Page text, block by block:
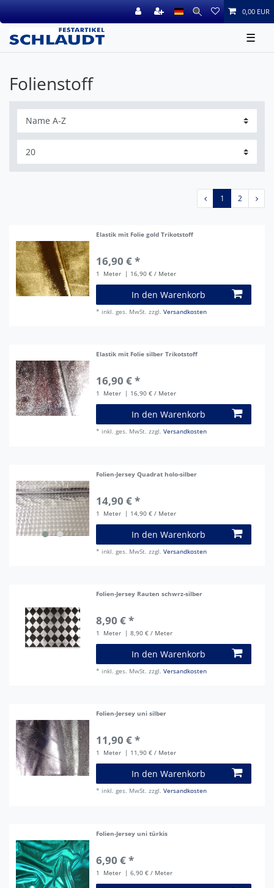
0,00 EUR
☰
Folienstoff
1 2
Elastik mit Folie gold Trikotstoff
16,90 € *
1 Meter | 16,90 € / Meter
In den Warenkorb
* inkl. ges. MwSt. zzgl.Versandkosten
Elastik mit Folie silber Trikotstoff
16,90 € *
1 Meter | 16,90 € / Meter
In den Warenkorb
* inkl. ges. MwSt. zzgl.Versandkosten
Folien-Jersey Quadrat holo-silber
14,90 € *
1 Meter | 14,90 € / Meter
In den Warenkorb
* inkl. ges. MwSt. zzgl.Versandkosten
Folien-Jersey Rauten schwrz-silber
8,90 € *
1 Meter | 8,90 € / Meter
In den Warenkorb
* inkl. ges. MwSt. zzgl.Versandkosten
Folien-Jersey uni silber
11,90 € *
1 Meter | 11,90 € / Meter
In den Warenkorb
* inkl. ges. MwSt. zzgl.Versandkosten
Folien-Jersey uni türkis
6,90 € *
1 Meter | 6,90 € / Meter